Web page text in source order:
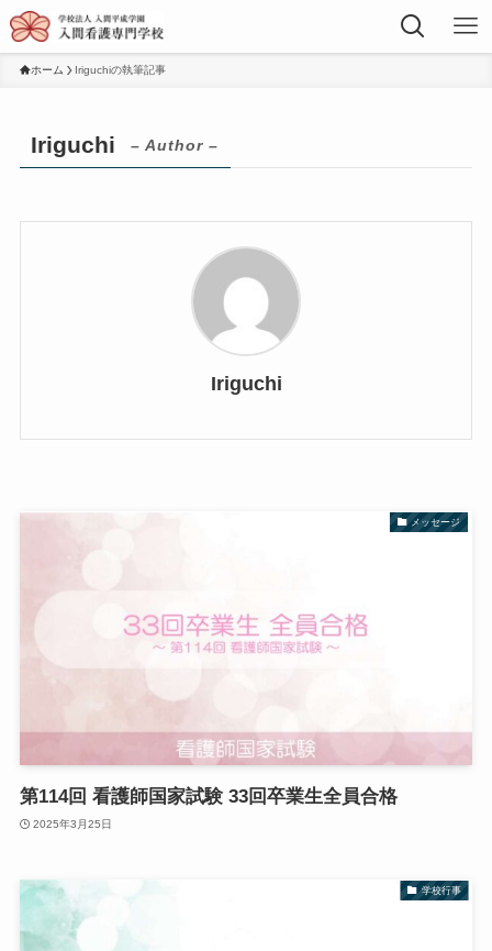
ホーム Iriguchiの執筆記事
Iriguchi – Author –
Iriguchi
メッセージ
第114回 看護師国家試験 33回卒業生全員合格
2025年3月25日
学校行事